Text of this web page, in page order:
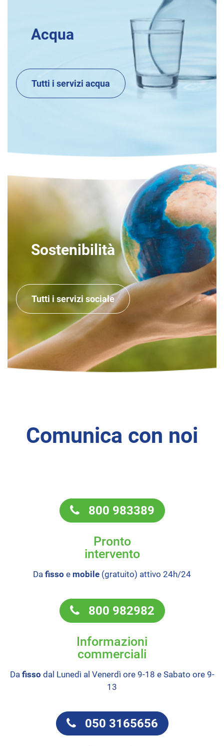
Acqua
Tutti i servizi acqua
Sostenibilità
Tutti i servizi sociale
Comunica con noi
800 983389
Pronto
intervento
Da fisso e mobile (gratuito) attivo 24h/24
800 982982
Informazioni
commerciali
Da fisso dal Lunedì al Venerdì ore 9-18 e Sabato ore 9-
13
050 3165656